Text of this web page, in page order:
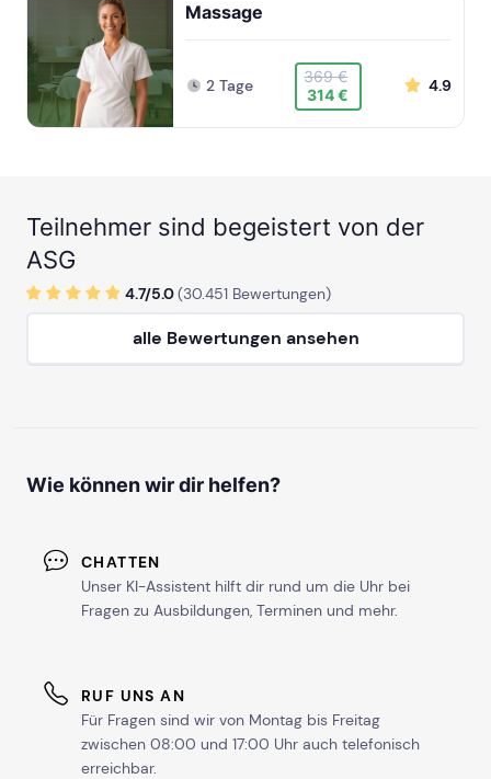
Massage
2 Tage
369 €
314 €
4.9
Teilnehmer sind begeistert von der
ASG
4.7/5.0(30.451 Bewertungen)
alle Bewertungen ansehen
Wie können wir dir helfen?
CHATTEN
Unser KI-Assistent hilft dir rund um die Uhr bei
Fragen zu Ausbildungen, Terminen und mehr.
RUF UNS AN
Für Fragen sind wir von Montag bis Freitag
zwischen 08:00 und 17:00 Uhr auch telefonisch
erreichbar.